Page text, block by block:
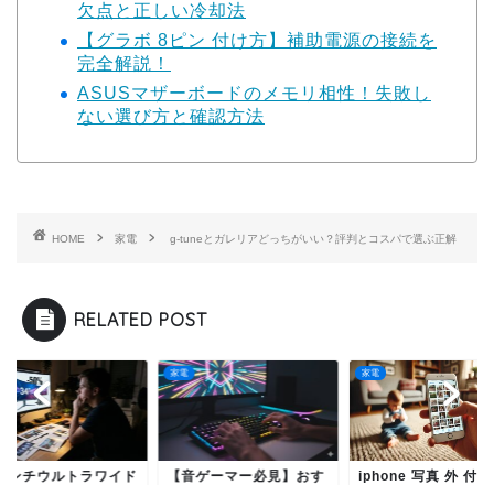
欠点と正しい冷却法
【グラボ 8ピン 付け方】補助電源の接続を
完全解説！
ASUSマザーボードのメモリ相性！失敗し
ない選び方と確認方法
HOME 家電 g-tuneとガレリアどっちがいい？評判とコスパで選ぶ正解
RELATED POST
ンチウルトラワイド
家電
【音ゲーマー必見】おす
家電
iphone 写真 外 付け